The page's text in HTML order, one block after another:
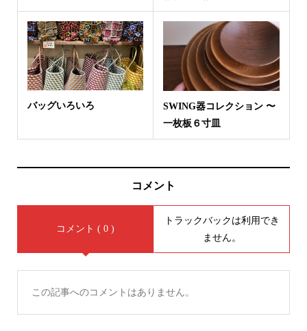
バッグいろいろ
SWING器コレクション 〜
一枚板６寸皿
コメント
コメント ( 0 )
トラックバックは利用でき
ません。
この記事へのコメントはありません。